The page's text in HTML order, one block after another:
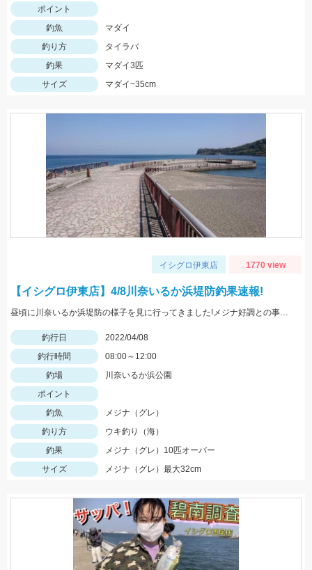
ポイント
釣魚
マダイ
釣り方
タイラバ
釣果
マダイ3匹
サイズ
マダイ~35cm
イシグロ伊東店 1770 view
【イシグロ伊東店】4/8川奈いるか浜堤防釣果速報!
昼頃に川奈いるか浜堤防の様子を見に行ってきました!メジナ好調との事です!!
釣行日
2022/04/08
釣行時間
08:00～12:00
釣場
川奈いるか浜公園
ポイント
釣魚
メジナ（グレ）
釣り方
ウキ釣り（海）
釣果
メジナ（グレ）10匹オーバー
サイズ
メジナ（グレ）最大32cm